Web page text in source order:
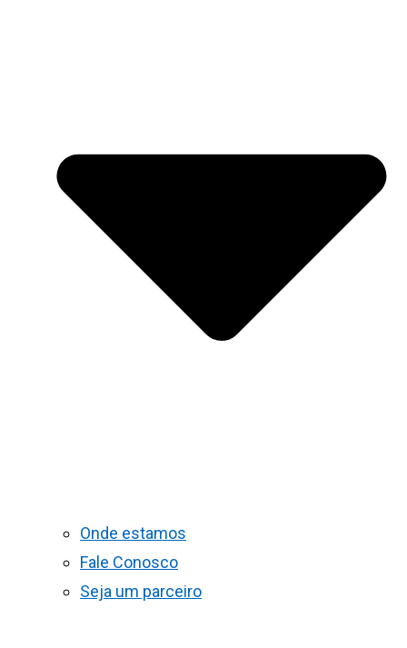
Onde estamos
Fale Conosco
Seja um parceiro